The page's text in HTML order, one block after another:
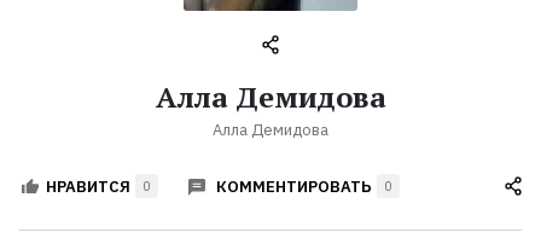
обсуждаемые
Авторы
Алла Демидова
Алла Демидова
НРАВИТСЯ 0 КОММЕНТИРОВАТЬ 0